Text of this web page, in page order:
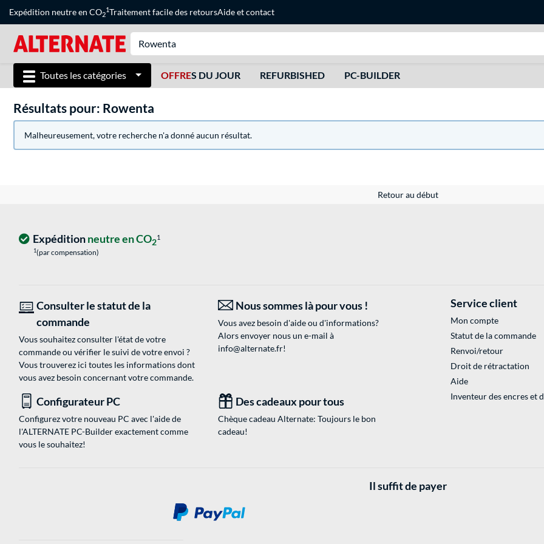
Expédition neutre en CO2
1Traitement facile des retoursAideetcontact
Toutes les catégories OFFRES DU JOUR REFURBISHED PC-BUILDER
Résultats pour: Rowenta
Malheureusement, votre recherche n'a donné aucun résultat.
Retour au début
Expéditionneutre en CO21
1(par compensation)
Consulter le statut de la
commande
Vous souhaitez consulter l'état de votre
commande ou vérifier le suivi de votre envoi ?
Vous trouverez ici toutes les informations dont
vous avez besoin concernant votre commande.
Nous sommes là pour vous !
Vous avez besoin d'aide ou d'informations?
Alors envoyer nous un e-mail à
info@alternate.fr!
Configurateur PC
Configurez votre nouveau PC avec l'aide de
l'ALTERNATE PC-Builder exactement comme
vous le souhaitez!
Des cadeaux pour tous
Chèque cadeau Alternate: Toujours le bon
cadeau!
Service client
Mon compte
Statut de la commande
Renvoi/retour
Droit de rétractation
Aide
Inventeur des encres et
Il suffit de payer